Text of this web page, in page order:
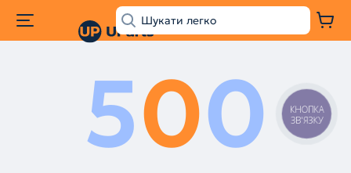
500
КНОПКА
ЗВ'ЯЗКУ